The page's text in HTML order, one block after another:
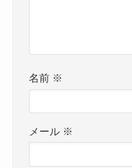
名前 ※
メール ※